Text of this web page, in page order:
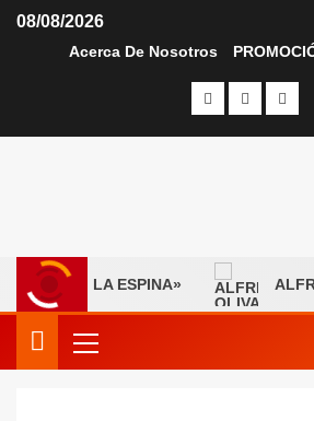
08/08/2026
Acerca De Nosotros
CON «LA ESPINA»